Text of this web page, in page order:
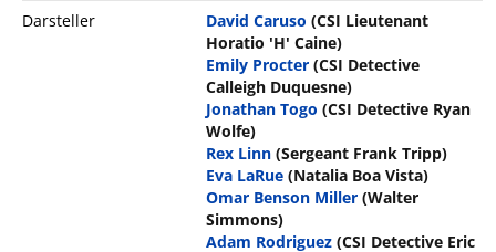
Darsteller
David Caruso (CSI Lieutenant
Horatio 'H' Caine)
Emily Procter (CSI Detective
Calleigh Duquesne)
Jonathan Togo (CSI Detective Ryan
Wolfe)
Rex Linn (Sergeant Frank Tripp)
Eva LaRue (Natalia Boa Vista)
Omar Benson Miller (Walter
Simmons)
Adam Rodriguez (CSI Detective Eric